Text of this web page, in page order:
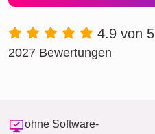
4.9 von 5
2027 Bewertungen
ohne Software-